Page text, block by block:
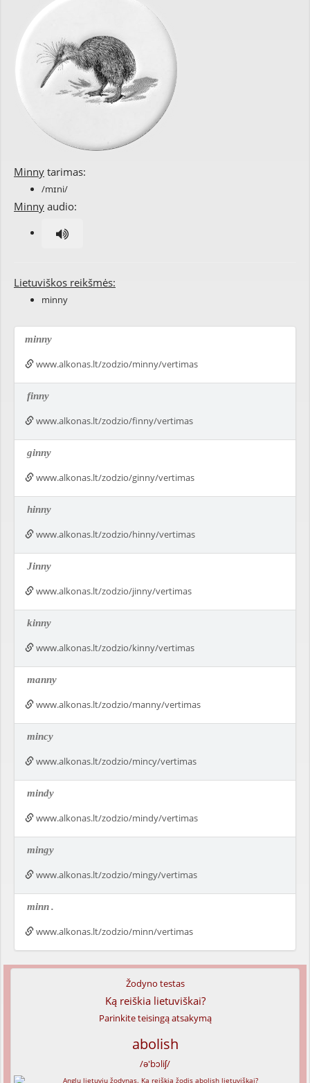
Minny tarimas:
/mɪni/
Minny audio:
Lietuviškos reikšmės:
minny
minny
www.alkonas.lt/zodzio/minny/vertimas
finny
www.alkonas.lt/zodzio/finny/vertimas
ginny
www.alkonas.lt/zodzio/ginny/vertimas
hinny
www.alkonas.lt/zodzio/hinny/vertimas
Jinny
www.alkonas.lt/zodzio/jinny/vertimas
kinny
www.alkonas.lt/zodzio/kinny/vertimas
manny
www.alkonas.lt/zodzio/manny/vertimas
mincy
www.alkonas.lt/zodzio/mincy/vertimas
mindy
www.alkonas.lt/zodzio/mindy/vertimas
mingy
www.alkonas.lt/zodzio/mingy/vertimas
minn.
www.alkonas.lt/zodzio/minn/vertimas
Žodyno testas
Ką reiškia lietuviškai?
Parinkite teisingą atsakymą
abolish
/ə'bɔliʃ/